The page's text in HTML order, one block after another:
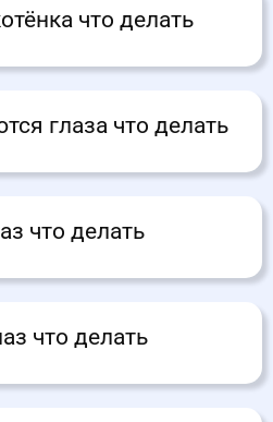
что делать
глаза что делать
что делать
что делать